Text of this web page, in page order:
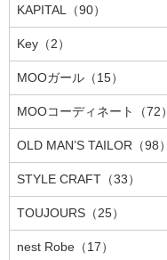
KAPITAL（90）
Key（2）
MOOガール（15）
MOOコーディネート（72）
OLD MAN’S TAILOR（98）
STYLE CRAFT（33）
TOUJOURS（25）
nest Robe（17）